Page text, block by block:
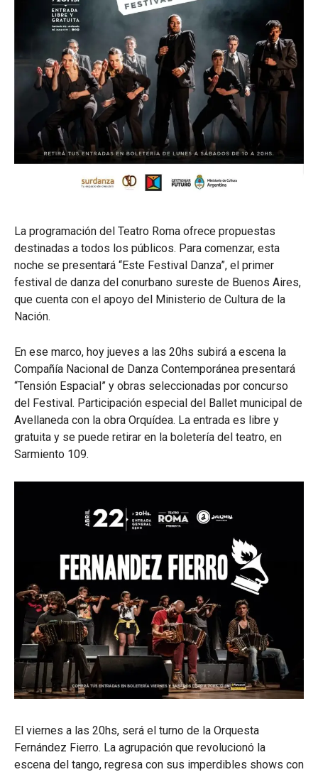
La programación del Teatro Roma ofrece propuestas
destinadas a todos los públicos. Para comenzar, esta
noche se presentará “Este Festival Danza”, el primer
festival de danza del conurbano sureste de Buenos Aires,
que cuenta con el apoyo del Ministerio de Cultura de la
Nación.
En ese marco, hoy jueves a las 20hs subirá a escena la
Compañía Nacional de Danza Contemporánea presentará
“Tensión Espacial” y obras seleccionadas por concurso
del Festival. Participación especial del Ballet municipal de
Avellaneda con la obra Orquídea. La entrada es libre y
gratuita y se puede retirar en la boletería del teatro, en
Sarmiento 109.
El viernes a las 20hs, será el turno de la Orquesta
Fernández Fierro. La agrupación que revolucionó la
escena del tango, regresa con sus imperdibles shows con